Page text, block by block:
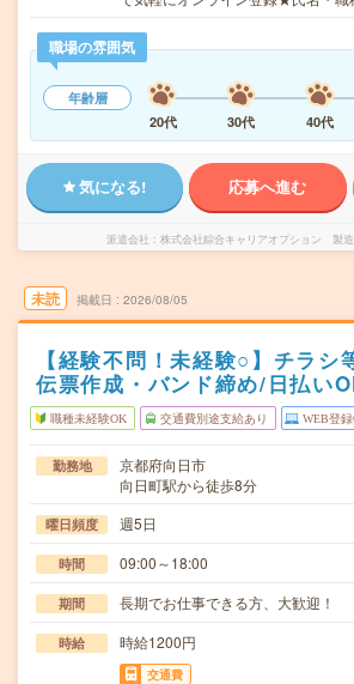
職場の雰囲気
年齢層
20代
30代 40代
気になる! 応募へ進む
派遣会社 株式会社綜合キャリアオプション 製造
未読 掲載日 2026/08/05
【経験不問！未経験○】チラシ
伝票作成・バンド締め/日払い
職種未経験OK 交通費別途支給あり WEB登
勤務地
京都府向日市
向日町駅から徒歩8分
曜日頻度 週5日
時間 09:00～18:00
期間 長期でお仕事できる方、大歓迎！
時給 時給1200円
交通費